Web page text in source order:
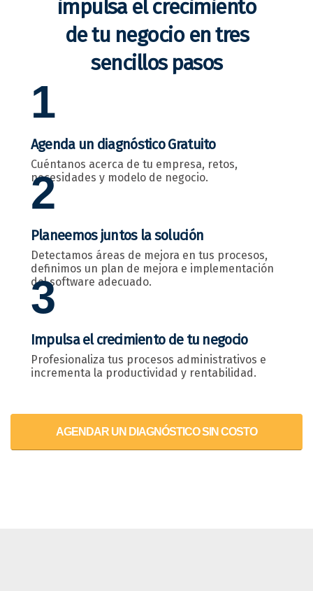
impulsa el crecimiento
de tu negocio en tres
sencillos pasos
1
Agenda un diagnóstico Gratuito
Cuéntanos acerca de tu empresa, retos,
necesidades y modelo de negocio.
2
Planeemos juntos la solución
Detectamos áreas de mejora en tus procesos,
definimos un plan de mejora e implementación
del software adecuado.
3
Impulsa el crecimiento de tu negocio
Profesionaliza tus procesos administrativos e
incrementa la productividad y rentabilidad.
AGENDAR UN DIAGNÓSTICO SIN COSTO